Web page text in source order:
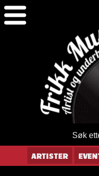
Søk
ARTISTER